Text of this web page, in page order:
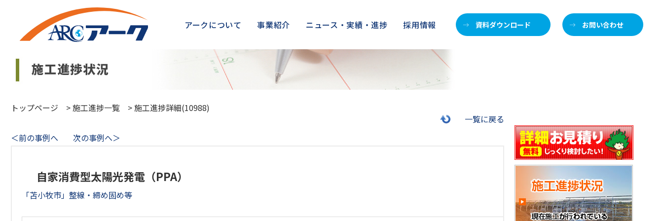
アークについて 事業紹介 ニュース・実績・進捗 採用情報 資料ダウンロード お問い合わせ
トップページ >施工進捗一覧 >施工進捗詳細(10988)
一覧に戻る
＜前の事例へ
次の事例へ＞
自家消費型太陽光発電（PPA）
「苫小牧市」整線・締め固め等